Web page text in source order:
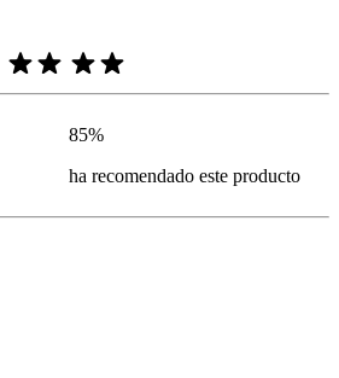
85%
ha recomendado este producto